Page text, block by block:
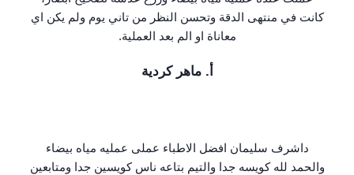
كانت في منتهى الدقة وتحسن النظر من تاني يوم ولم يكن اي
معاناة او الم بعد العملية.
أ. ماهر كردية
داشرف سليمان افضل الاطباء عملى عمليه مياه بيضاء
والحمد لله كويسه جدا والتيم بتاعه ناس كويسين جدا ومتابعين